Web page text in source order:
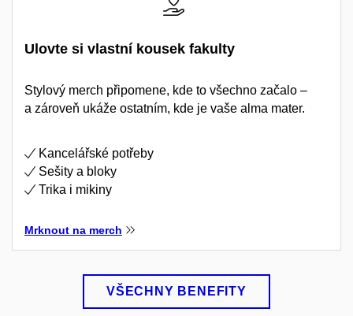
Ulovte si vlastní kousek fakulty
Stylový merch připomene, kde to všechno začalo –
a zároveň ukáže ostatním, kde je vaše alma mater.
Kancelářské potřeby
Sešity a bloky
Trika i mikiny
Mrknout na merch
VŠECHNY BENEFITY